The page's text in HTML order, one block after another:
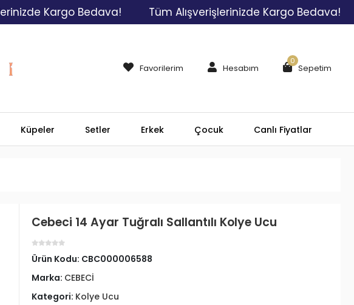
Kargo Bedava! Tüm Alışverişlerinizde Kargo Bedava!
Favorilerim Hesabım Sepetim
0
Küpeler Setler Erkek Çocuk Canlı Fiyatlar
Cebeci 14 Ayar Tuğralı Sallantılı Kolye Ucu
Ürün Kodu: CBC000006588
Marka: CEBECİ
Kategori: Kolye Ucu